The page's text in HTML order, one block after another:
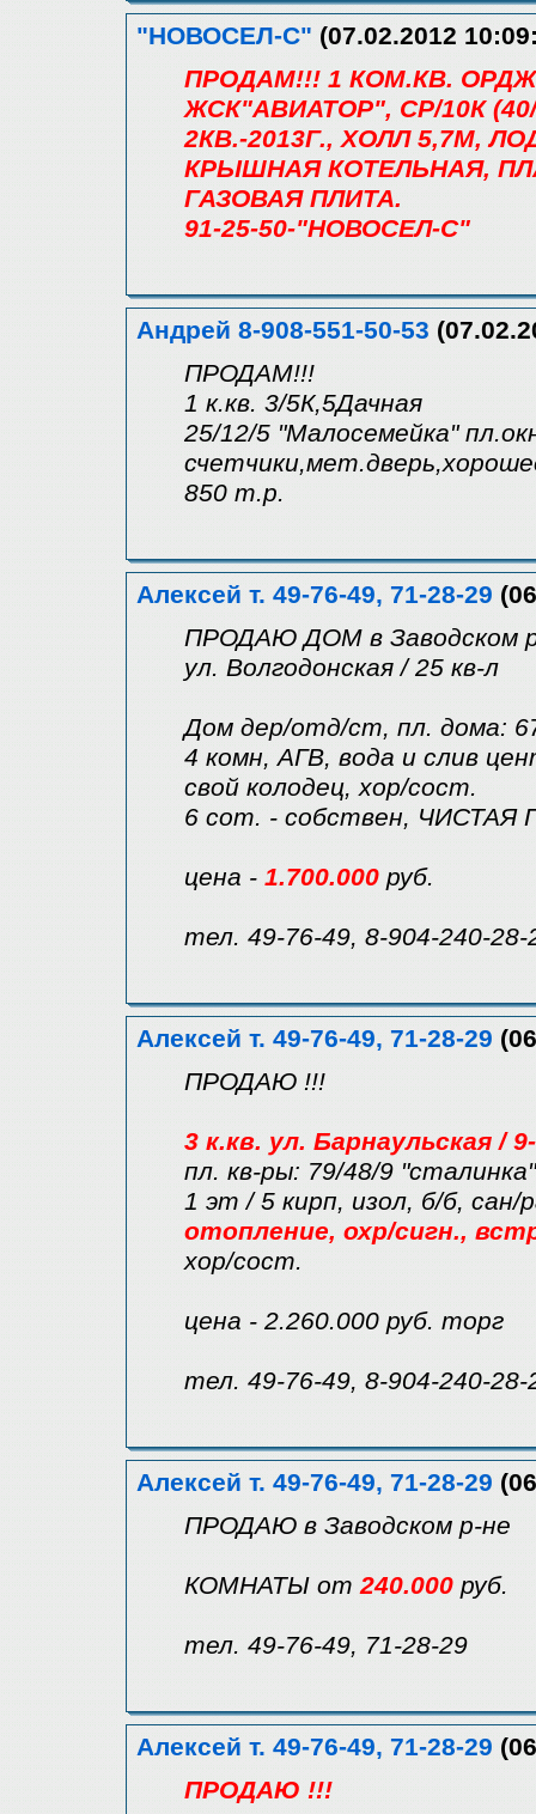
"НОВОСЕЛ-С" (07.02.2012
ПРОДАМ!!! 1 КОМ.КВ.
ЖСК"АВИАТОР", СР/10К
2КВ.-2013Г., ХОЛЛ 5,7М,
КРЫШНАЯ КОТЕЛЬНАЯ,
ГАЗОВАЯ ПЛИТА.
91-25-50-"НОВОСЕЛ-С"
Андрей 8-908-551-50-53
ПРОДАМ!!!
1 к.кв. 3/5К,5Дачная
25/12/5 "Малосемейка"
850 т.р.
Алексей т. 49-76-49, 71-28-29
ПРОДАЮ ДОМ в Заводском
ул. Волгодонская / 25 кв-л
Дом дер/отд/ст, пл. дома:
4 комн, АГВ, вода и слив
свой колодец, хор/сост.
6 сот. - собствен,
цена - 1.700.000 руб.
тел. 49-76-49, 8-904-240-28-
Алексей т. 49-76-49, 71-28-29
ПРОДАЮ !!!
3 к.кв. ул. Барнаульская /
пл. кв-ры: 79/48/9 "сталинка"
1 эт / 5 кирп, изол, б/б,
отопление, охр/сигн.,
хор/сост.
цена - 2.260.000 руб. торг
тел. 49-76-49, 8-904-240-28-
Алексей т. 49-76-49, 71-28-29
ПРОДАЮ в Заводском р-не
КОМНАТЫ от240.000 руб.
тел. 49-76-49, 71-28-29
Алексей т. 49-76-49, 71-28-29
ПРОДАЮ !!!